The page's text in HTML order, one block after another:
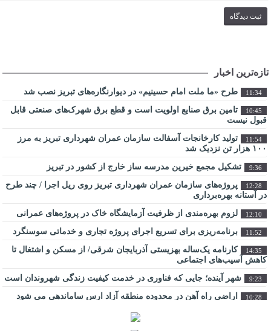
تازه‌ترین اخبار
11:34 طرح «ما ملت امام حسینیم» در دیوارنگاره‌های تبریز نصب شد
10:45
تامین برق صنایع اولویت است و قطع برق شهرک‌های صنعتی قابل
قبول نیست
11:54
تولید کارخانجات آسفالت سازمان عمران شهرداری تبریز به مرز
۱۰۰ هزار تن نزدیک شد
9:36 تشکیل مجمع خیرین مدرسه ‌ساز خارج از کشور در تبریز
12:28
پروژه‌های سازمان عمران شهرداری تبریز روی ریل اجرا / چند طرح
در آستانه بهره‌برداری
12:10 لزوم بهره‌مندی از ظرفیت آزمایشگاه خاک در پروژه‌های عمرانی
11:52 برنامه‌ریزی برای تسریع اجرای پروژه تجاری و خدماتی سوسنگرد
14:35
کارنامه یک‌ساله بهزیستی آذربایجان شرقی/ از مسکن و اشتغال تا
کاهش آسیب‌های اجتماعی
9:23 شهر آینده؛ جایی که فناوری در خدمت کیفیت زندگی شهروندان است
10:28 اراضی راه آهن در محدوده منطقه آزاد ارس ساماندهی می شود
عبور از بحران جنگ در سایه همدلی تمامی ارکان حکومت میسر شد